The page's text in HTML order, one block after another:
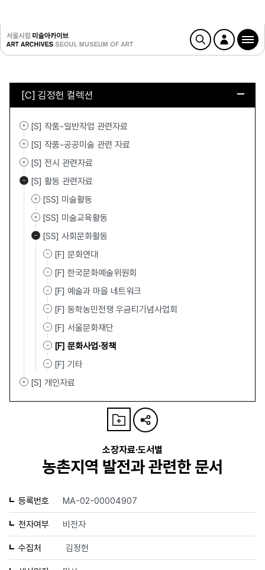
[C] 김정헌 컬렉션
[S] 작품-일반작업 관련자료
[S] 작품-공공미술 관련 자료
[S] 전시 관련자료
[S] 활동 관련자료
[SS] 미술활동
[SS] 미술교육활동
[SS] 사회문화활동
[F] 문화연대
[F] 한국문화예술위원회
[F] 예술과 마을 네트워크
[F] 동학농민전쟁 우금티기념사업회
[F] 서울문화재단
[F] 문화사업·정책
[F] 기타
[S] 개인자료
소장자료·도서별
농촌지역 발전과 관련한 문서
등록번호 MA-02-00004907
전자여부 비전자
수집처 김정헌